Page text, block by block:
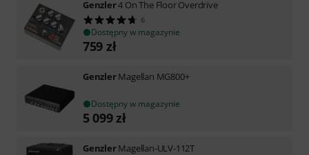
Genzler4 On The Floor Overdrive
6
Dostępny w magazynie
759 zł
GenzlerMagellan MG800+
Dostępny w magazynie
5 099zł
GenzlerMagellan-ULV-112T